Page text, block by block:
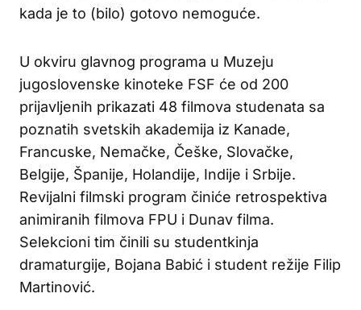
kada je to (bilo) gotovo nemoguće.
U okviru glavnog programa u Muzeju
jugoslovenske kinoteke FSF će od 200
prijavljenih prikazati 48 filmova studenata sa
poznatih svetskih akademija iz Kanade,
Francuske, Nemačke, Češke, Slovačke,
Belgije, Španije, Holandije, Indije i Srbije.
Revijalni filmski program činiće retrospektiva
animiranih filmova FPU i Dunav filma.
Selekcioni tim činili su studentkinja
dramaturgije, Bojana Babić i student režije Filip
Martinović.